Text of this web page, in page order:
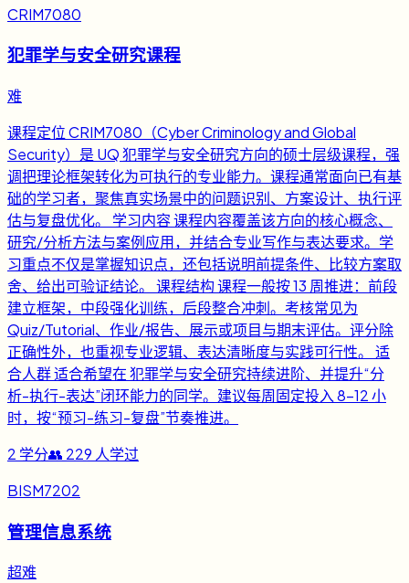
CRIM7080
犯罪学与安全研究课程
难
课程定位 CRIM7080（Cyber Criminology and Global
Security）是 UQ 犯罪学与安全研究方向的硕士层级课程，强
调把理论框架转化为可执行的专业能力。课程通常面向已有基
础的学习者，聚焦真实场景中的问题识别、方案设计、执行评
估与复盘优化。 学习内容 课程内容覆盖该方向的核心概念、
研究/分析方法与案例应用，并结合专业写作与表达要求。学
习重点不仅是掌握知识点，还包括说明前提条件、比较方案取
舍、给出可验证结论。 课程结构 课程一般按 13 周推进：前段
建立框架，中段强化训练，后段整合冲刺。考核常见为
Quiz/Tutorial、作业/报告、展示或项目与期末评估。评分除
正确性外，也重视专业逻辑、表达清晰度与实践可行性。 适
合人群 适合希望在 犯罪学与安全研究持续进阶、并提升“分
析-执行-表达”闭环能力的同学。建议每周固定投入 8-12 小
时，按“预习-练习-复盘”节奏推进。
2 学分👥 229 人学过
BISM7202
管理信息系统
超难